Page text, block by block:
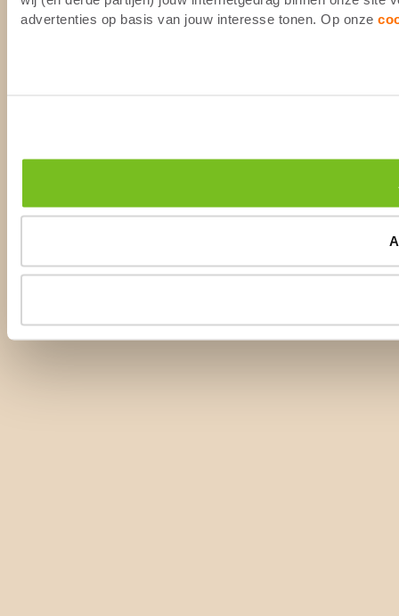
advertenties op basis van jouw interesse tonen. Op onze